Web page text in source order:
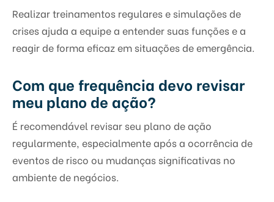
Realizar treinamentos regulares e simulações de
crises ajuda a equipe a entender suas funções e a
reagir de forma eficaz em situações de emergência.
Com que frequência devo revisar
meu plano de ação?
É recomendável revisar seu plano de ação
regularmente, especialmente após a ocorrência de
eventos de risco ou mudanças significativas no
ambiente de negócios.